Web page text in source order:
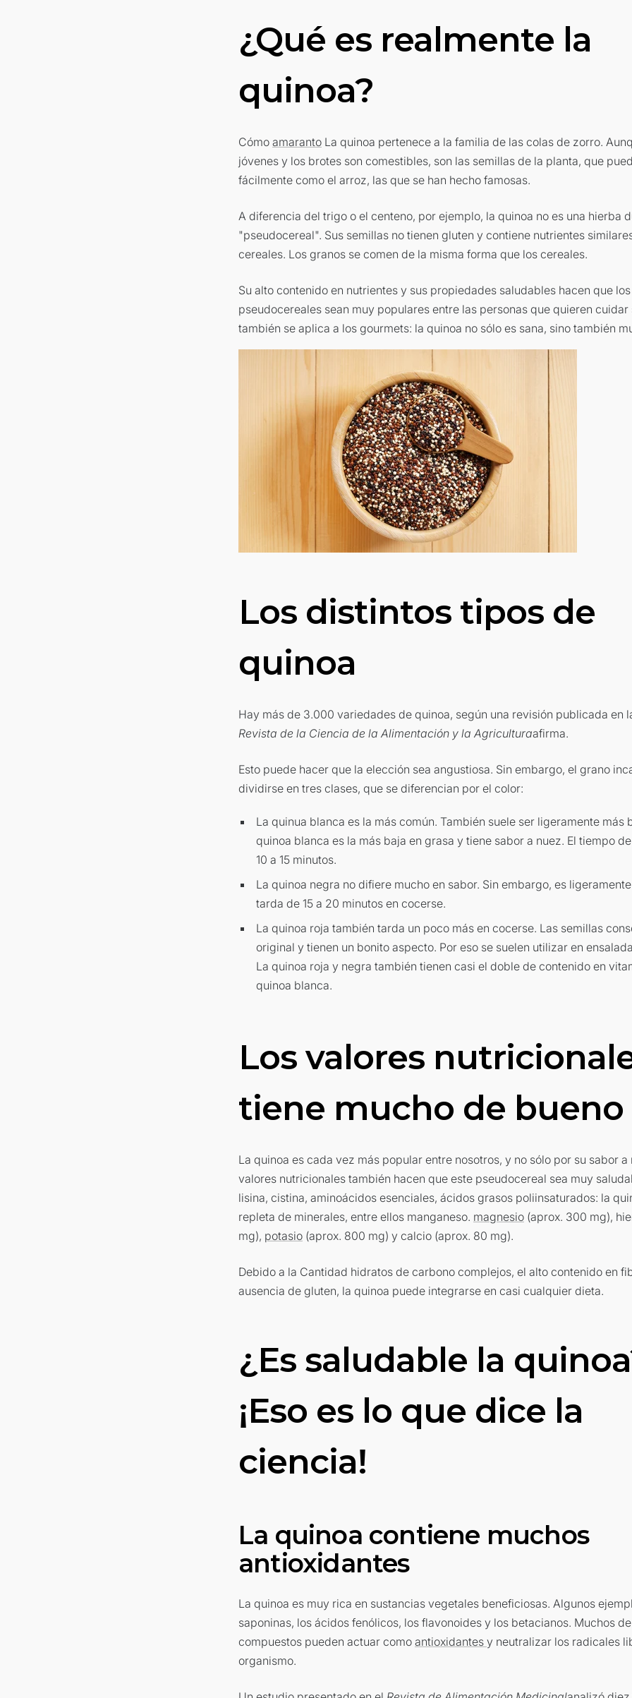
¿Qué es realmente la
quinoa?
Cómo amaranto La quinoa pertenece a la familia de las colas de zorro.
jóvenes y los brotes son comestibles, son las semillas de la planta, que
fácilmente como el arroz, las que se han hecho famosas.
A diferencia del trigo o el centeno, por ejemplo, la quinoa no es una hierba
"pseudocereal". Sus semillas no tienen gluten y contiene nutrientes
cereales. Los granos se comen de la misma forma que los cereales.
Su alto contenido en nutrientes y sus propiedades saludables hacen que los
pseudocereales sean muy populares entre las personas que quieren cuidar
también se aplica a los gourmets: la quinoa no sólo es sana, sino también
Los distintos tipos de
quinoa
Hay más de 3.000 variedades de quinoa, según una revisión publicada en
Revista de la Ciencia de la Alimentación y la Agriculturaafirma.
Esto puede hacer que la elección sea angustiosa. Sin embargo, el grano
dividirse en tres clases, que se diferencian por el color:
La quinua blanca es la más común. También suele ser ligeramente más
quinoa blanca es la más baja en grasa y tiene sabor a nuez. El tiempo
10 a 15 minutos.
La quinoa negra no difiere mucho en sabor. Sin embargo, es
tarda de 15 a 20 minutos en cocerse.
La quinoa roja también tarda un poco más en cocerse. Las semillas
original y tienen un bonito aspecto. Por eso se suelen utilizar en
La quinoa roja y negra también tienen casi el doble de contenido en
quinoa blanca.
Los valores
tiene mucho de bueno
La quinoa es cada vez más popular entre nosotros, y no sólo por su sabor a
valores nutricionales también hacen que este pseudocereal sea muy
lisina, cistina, aminoácidos esenciales, ácidos grasos poliinsaturados: la
repleta de minerales, entre ellos manganeso. magnesio (aprox. 300 mg),
mg), potasio (aprox. 800 mg) y calcio (aprox. 80 mg).
Debido a la Cantidad hidratos de carbono complejos, el alto contenido en
ausencia de gluten, la quinoa puede integrarse en casi cualquier dieta.
¿Es saludable la
¡Eso es lo que dice la
ciencia!
La quinoa contiene muchos
antioxidantes
La quinoa es muy rica en sustancias vegetales beneficiosas. Algunos
saponinas, los ácidos fenólicos, los flavonoides y los betacianos. Muchos
compuestos pueden actuar como antioxidantes y neutralizar los radicales
organismo.